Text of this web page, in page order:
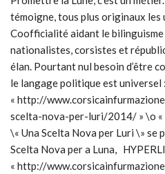
témoigne, tous plus originaux les
Coofficialité aidant le bilinguisme
nationalistes, corsistes et
élan. Pourtant nul besoin d’être
le langage politique est universel
« http://
scelta-nova-per-luri/2014/ » \o «
\« Una Scelta Nova per Luri \» se
Scelta Nova per a Luna,
« http://